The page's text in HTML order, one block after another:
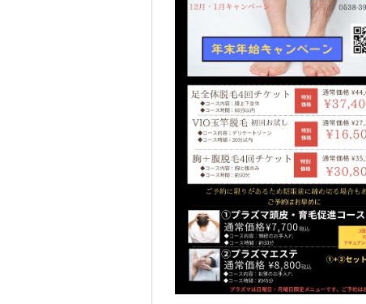
メールでの受付
お問い合わせフォーム
24時間受付中